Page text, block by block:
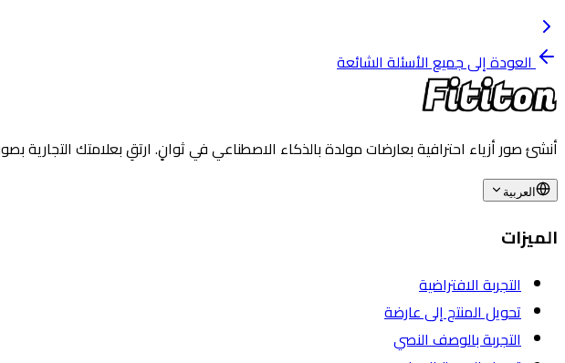
العودة إلى جميع الأسئلة الشائعة
أنشئ صور أزياء احترافية بعارضات مولدة بالذكاء الاصطناعي في ثوانٍ. ارتقِ بعلامتك التجارية
العربية
الميزات
التجربة الافتراضية
تحويل المنتج إلى عارضة
التجربة بالوصف النصي